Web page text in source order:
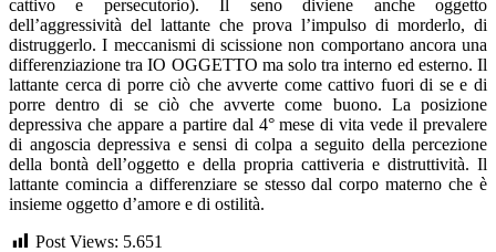
cattivo e persecutorio). Il seno diviene anche oggetto
dell’aggressività del lattante che prova l’impulso di morderlo, di
distruggerlo. I meccanismi di scissione non comportano ancora una
differenziazione tra IO OGGETTO ma solo tra interno ed esterno. Il
lattante cerca di porre ciò che avverte come cattivo fuori di se e di
porre dentro di se ciò che avverte come buono. La posizione
depressiva che appare a partire dal 4° mese di vita vede il prevalere
di angoscia depressiva e sensi di colpa a seguito della percezione
della bontà dell’oggetto e della propria cattiveria e distruttività. Il
lattante comincia a differenziare se stesso dal corpo materno che è
insieme oggetto d’amore e di ostilità.
Post Views: 5.651